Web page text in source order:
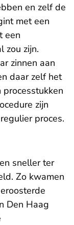
en zelf de
met een
een
zou zijn.
zinnen aan
daar zelf het
zijn
proces.
sneller ter
Zo kwamen
Den Haag